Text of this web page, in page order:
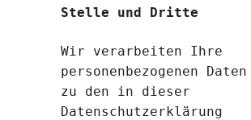
Stelle und Dritte
Wir verarbeiten Ihre
personenbezogenen
zu den in dieser
Datenschutzerklärung